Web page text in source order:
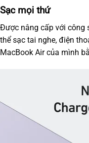
Sạc mọi thứ
Được nâng cấp với công
thể sạc tai nghe, điện
MacBook Air của mình